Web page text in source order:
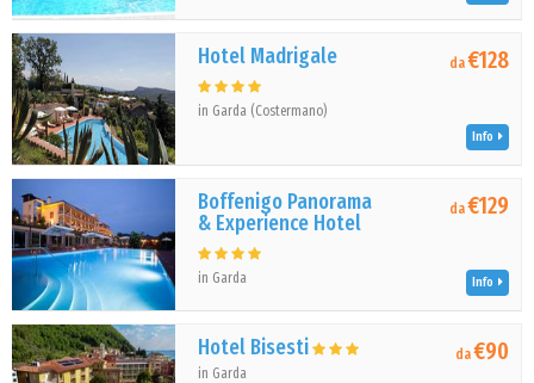
Hotel Madrigale
in Garda (Costermano)
da€128
Info
Boffenigo Panorama
& Experience Hotel
in Garda
da€129
Info
Hotel Bisesti
in Garda
da€90